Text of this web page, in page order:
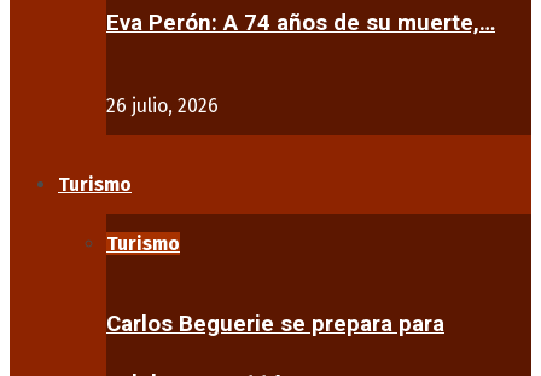
Eva Perón: A 74 años de su muerte,…
26 julio, 2026
Turismo
Turismo
Carlos Beguerie se prepara para